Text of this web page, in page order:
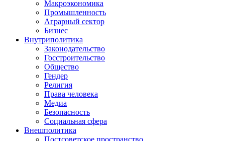
Макроэкономика
Промышленность
Аграрный сектор
Бизнес
Внутриполитика
Законодательство
Госстроительство
Общество
Гендер
Религия
Права человека
Медиа
Безопасность
Социальная сфера
Внешполитика
Постсоветское пространство